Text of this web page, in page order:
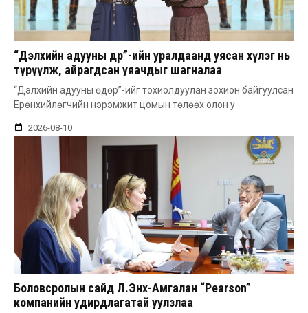
“Дэлхийн адууны өдөр”-ийн уралдаанд уясан хүлэг нь
түрүүлж, айрагдсан уяачдыг шагналаа
“Дэлхийн адууны өдөр”-ийг тохиолдуулан зохион байгуулсан
Ерөнхийлөгчийн нэрэмжит цомын төлөөх олон у
2026-08-10
Боловсролын сайд Л.Энх-Амгалан “Pearson”
компанийн удирдлагатай уулзлаа